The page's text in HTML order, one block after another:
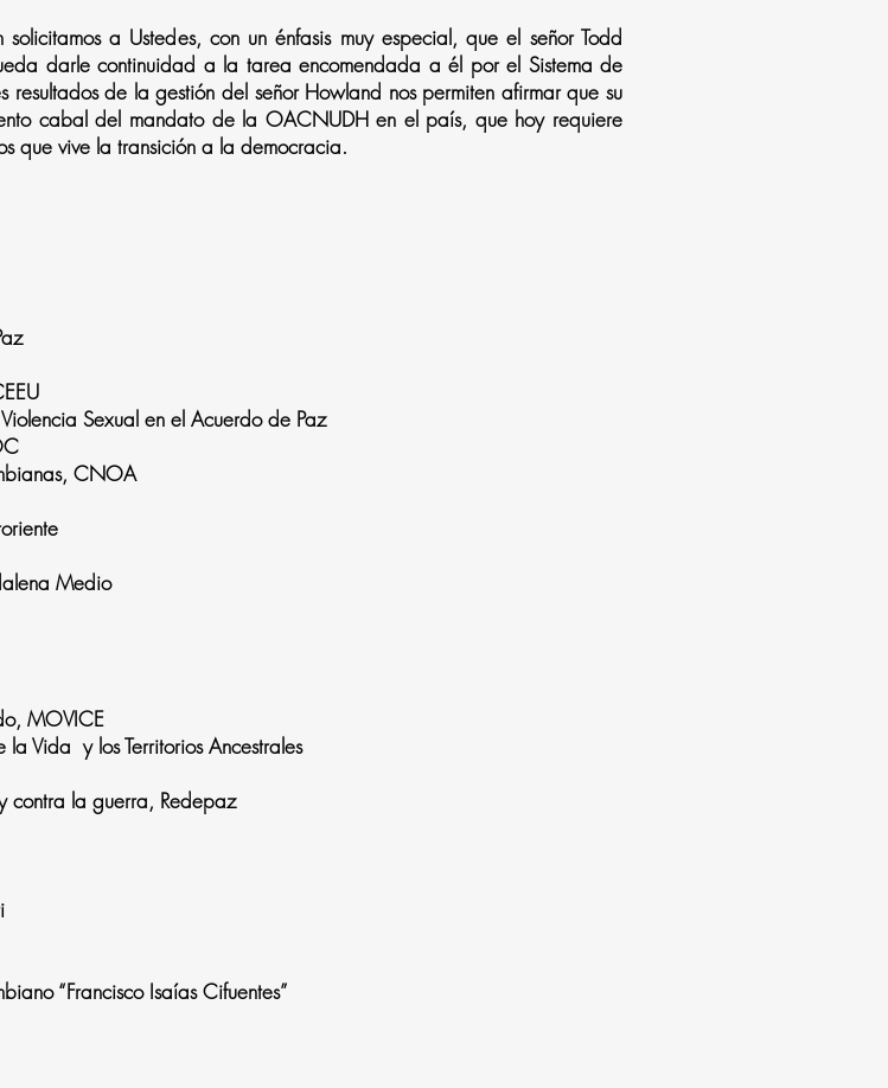
a Ustedes, con un énfasis muy especial, que el señor Todd
darle continuidad a la tarea encomendada a él por el Sistema de
resultados de la gestión del señor Howland nos permiten afirmar que su
cabal del mandato de la OACNUDH en el país, que hoy requiere
que vive la transición a la democracia.
Sexual en el Acuerdo de Paz
CNOA
Medio
MOVICE
Vida y los Territorios Ancestrales
contra la guerra, Redepaz
“Francisco Isaías Cifuentes”